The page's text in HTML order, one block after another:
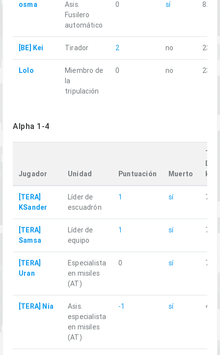
osma
Asis.
Fusilero
automático
0 sí 8.36
[BE] Kei Tirador 2 no 23.92
Lolo
Miembro de
la
tripulación
0 no 23.92
Alpha 1-4
Jugador Unidad Puntuación Muerto
km
[TERA]
KSander
Líder de
escuadrón
1 sí 7.62
[TERA]
Samsa
Líder de
equipo
1 sí 7.86
[TERA]
Uran
Especialista
en misiles
(AT)
0 sí 7.83
[TERA] Nia
Asis.
especialista
en misiles
(AT)
-1 sí 4.06